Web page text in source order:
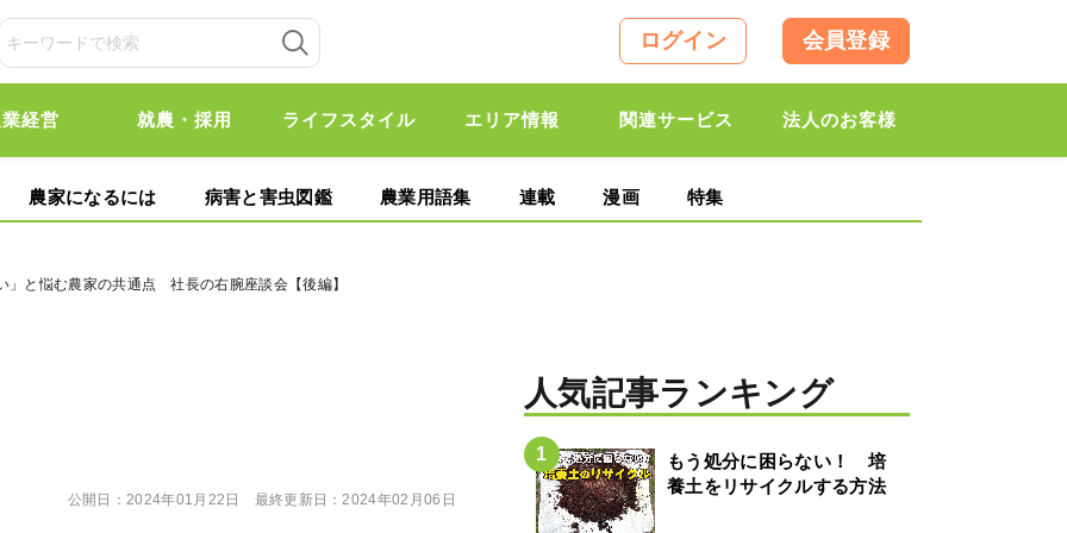
ログイン 会員登録
経営 就農・採用 ライフスタイル エリア情報 関連サービス 法人のお客様
農家になるには 病害と害虫図鑑 農業用語集 連載 漫画 特集
」と悩む農家の共通点 社長の右腕座談会【後編】
公開日：2024年01月22日 最終更新日：2024年02月06日
人気記事ランキング
もう処分に困らない！ 培
養土をリサイクルする方法